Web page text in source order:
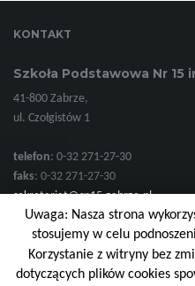
KONTAKT
Szkoła Podstawowa Nr 15
41-800 Zabrze,
ul. Czołgistów 1
telefon: 0-32 271-27-30
faks: 0-32 271-27-30
sekretariat@sp15.zabrze.pl
© 2026 Szkoła Podstawowa Nr 15
Uwaga: Nasza strona
stosujemy w celu
Korzystanie z witryny bez
dotyczących plików cookies